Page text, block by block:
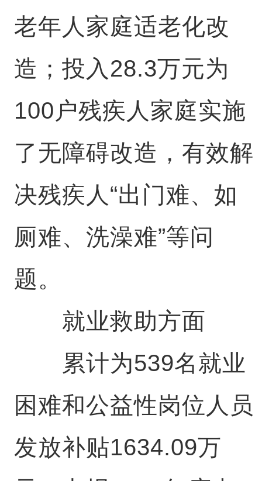
老年人家庭适老化改
造；投入28.3万元为
100户残疾人家庭实施
了无障碍改造，有效解
决残疾人“出门难、如
厕难、洗澡难”等问
题。
就业救助方面
累计为539名就业
困难和公益性岗位人员
发放补贴1634.09万